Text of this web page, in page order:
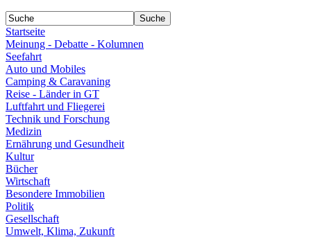
Startseite
Meinung - Debatte - Kolumnen
Seefahrt
Auto und Mobiles
Camping & Caravaning
Reise - Länder in GT
Luftfahrt und Fliegerei
Technik und Forschung
Medizin
Ernährung und Gesundheit
Kultur
Bücher
Wirtschaft
Besondere Immobilien
Politik
Gesellschaft
Umwelt, Klima, Zukunft